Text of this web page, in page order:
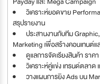
วิเคราะห์ยอดขาย
สรุปรายงาน
ประสานงานกับทีม
Marketing เพื่อสร้างคอนเทนต์แ
ดูแลการจัดเรียงสินค้า ราค
วิเคราะห์คู่แข่ง เทรนด์ตลา
วางแผนการยิง Ads บน